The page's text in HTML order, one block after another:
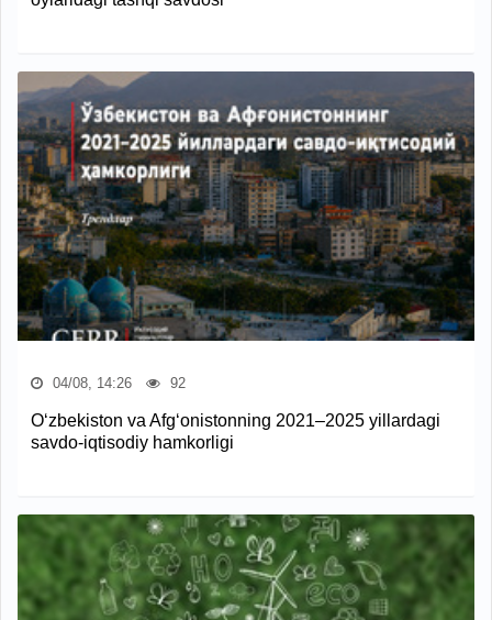
04/08, 14:26 92
O‘zbekiston va Afg‘onistonning 2021–2025 yillardagi
savdo-iqtisodiy hamkorligi